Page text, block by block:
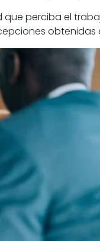
perciba el
obtenidas